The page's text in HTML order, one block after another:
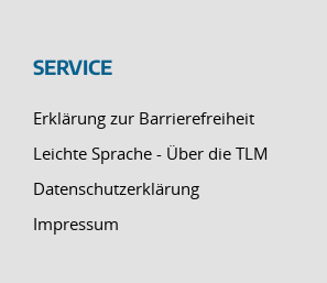
SERVICE
Erklärung zur Barrierefreiheit
Leichte Sprache - Über die TLM
Datenschutzerklärung
Impressum